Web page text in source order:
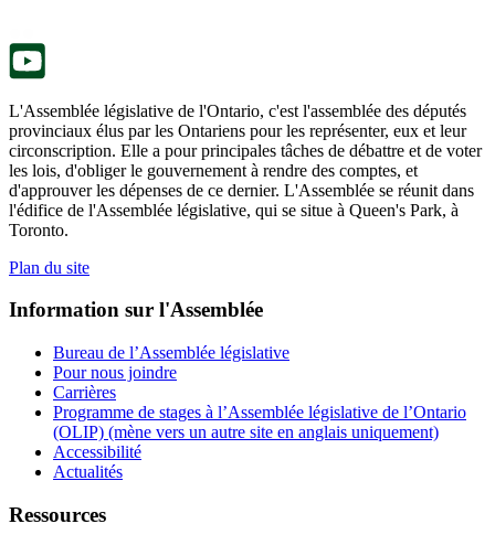
L'Assemblée législative de l'Ontario, c'est l'assemblée des députés
provinciaux élus par les Ontariens pour les représenter, eux et leur
circonscription. Elle a pour principales tâches de débattre et de voter
les lois, d'obliger le gouvernement à rendre des comptes, et
d'approuver les dépenses de ce dernier. L'Assemblée se réunit dans
l'édifice de l'Assemblée législative, qui se situe à Queen's Park, à
Toronto.
Plan du site
Information sur l'Assemblée
Bureau de l’Assemblée législative
Pour nous joindre
Carrières
Programme de stages à l’Assemblée législative de l’Ontario
(OLIP) (mène vers un autre site en anglais uniquement)
Accessibilité
Actualités
Ressources